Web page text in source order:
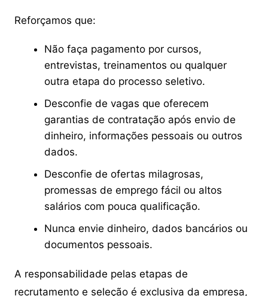
Reforçamos que:
Não faça pagamento por cursos,
entrevistas, treinamentos ou qualquer
outra etapa do processo seletivo.
Desconfie de vagas que oferecem
garantias de contratação após envio de
dinheiro, informações pessoais ou outros
dados.
Desconfie de ofertas milagrosas,
promessas de emprego fácil ou altos
salários com pouca qualificação.
Nunca envie dinheiro, dados bancários ou
documentos pessoais.
A responsabilidade pelas etapas de
recrutamento e seleção é exclusiva da empresa,